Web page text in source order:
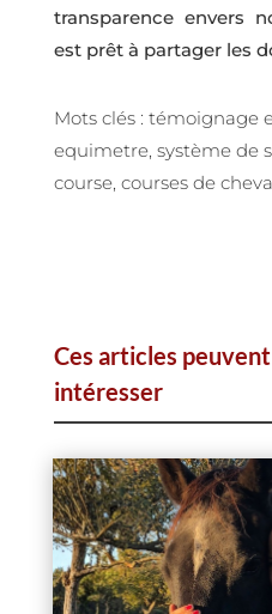
transparence envers
est prêt à partager les
Mots clés : témoignage
equimetre, système de
course, courses de
Ces articles
intéresser